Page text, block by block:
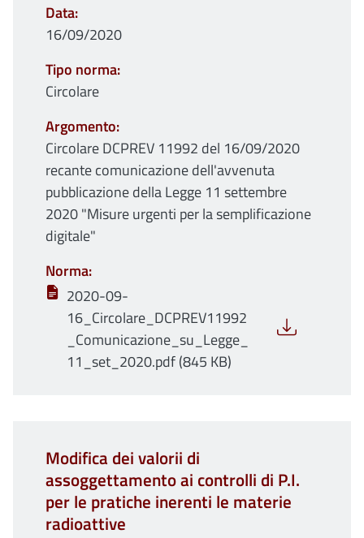
Data
16/09/2020
Tipo norma
Circolare
Argomento
Circolare DCPREV 11992 del 16/09/2020
recante comunicazione dell'avvenuta
pubblicazione della Legge 11 settembre
2020 "Misure urgenti per la semplificazione
digitale"
Norma
2020-09-
16_Circolare_DCPREV11992
_Comunicazione_su_Legge_
11_set_2020.pdf (845 KB)
Modifica dei valorii di
assoggettamento ai controlli di P.I.
per le pratiche inerenti le materie
radioattive